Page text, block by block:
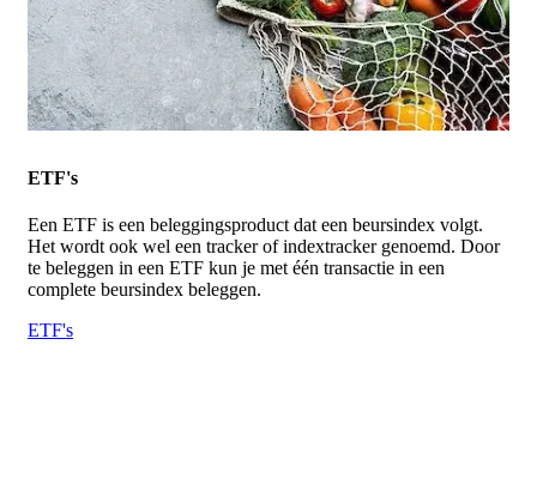
ETF's
Een ETF is een beleggingsproduct dat een beursindex volgt.
Het wordt ook wel een tracker of indextracker genoemd. Door
te beleggen in een ETF kun je met één transactie in een
complete beursindex beleggen.
ETF's